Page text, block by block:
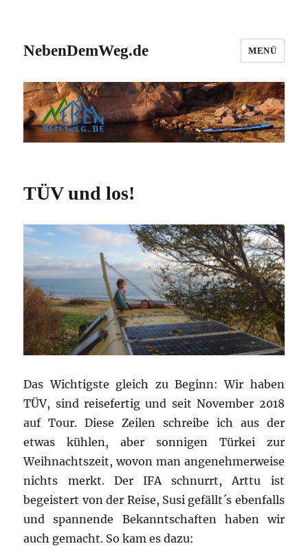
NebenDemWeg.de MENÜ
TÜV und los!
Das Wichtigste gleich zu Beginn: Wir haben
TÜV, sind reisefertig und seit November 2018
auf Tour. Diese Zeilen schreibe ich aus der
etwas kühlen, aber sonnigen Türkei zur
Weihnachtszeit, wovon man angenehmerweise
nichts merkt. Der IFA schnurrt, Arttu ist
begeistert von der Reise, Susi gefällt´s ebenfalls
und spannende Bekanntschaften haben wir
auch gemacht. So kam es dazu: